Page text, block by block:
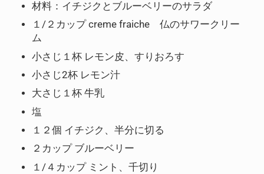
材料：イチジクとブルーベリーのサラダ
１/２カップ creme fraiche 仏のサワークリー
ム
小さじ１杯 レモン皮、すりおろす
小さじ2杯 レモン汁
大さじ１杯 牛乳
塩
１２個 イチジク、半分に切る
２カップ ブルーベリー
１/４カップ ミント、千切り